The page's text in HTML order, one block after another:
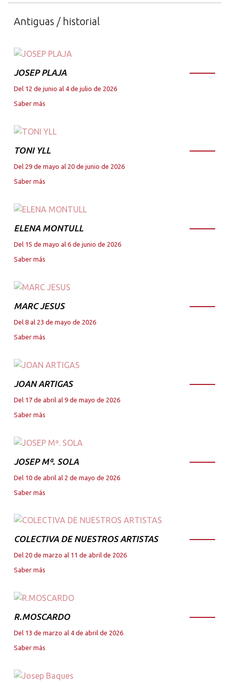
Antiguas / historial
JOSEP PLAJA
Del 12 de junio al 4 de julio de 2026
Saber más
TONI YLL
Del 29 de mayo al 20 de junio de 2026
Saber más
ELENA MONTULL
Del 15 de mayo al 6 de junio de 2026
Saber más
MARC JESUS
Del 8 al 23 de mayo de 2026
Saber más
JOAN ARTIGAS
Del 17 de abril al 9 de mayo de 2026
Saber más
JOSEP Mª. SOLA
Del 10 de abril al 2 de mayo de 2026
Saber más
COLECTIVA DE NUESTROS ARTISTAS
Del 20 de marzo al 11 de abril de 2026
Saber más
R.MOSCARDO
Del 13 de marzo al 4 de abril de 2026
Saber más